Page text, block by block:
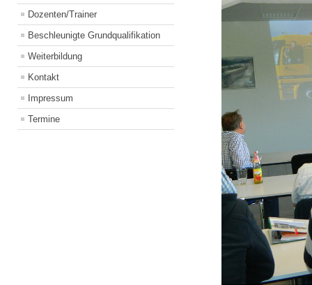
Dozenten/Trainer
Beschleunigte Grundqualifikation
Weiterbildung
Kontakt
Impressum
Termine